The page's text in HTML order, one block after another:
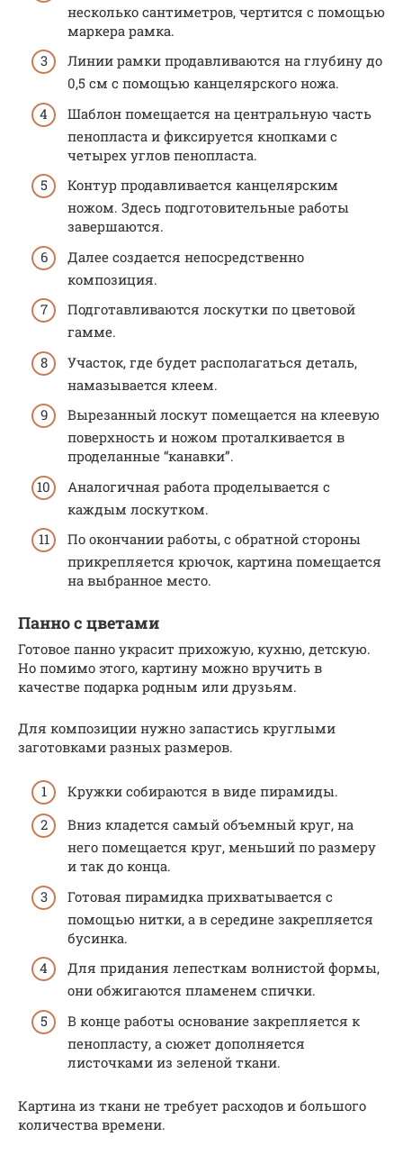
несколько сантиметров, чертится с помощью
маркера рамка.
Линии рамки продавливаются на глубину до
0,5 см с помощью канцелярского ножа.
Шаблон помещается на центральную часть
пенопласта и фиксируется кнопками с
четырех углов пенопласта.
Контур продавливается канцелярским
ножом. Здесь подготовительные работы
завершаются.
Далее создается непосредственно
композиция.
Подготавливаются лоскутки по цветовой
гамме.
Участок, где будет располагаться деталь,
намазывается клеем.
Вырезанный лоскут помещается на клеевую
поверхность и ножом проталкивается в
проделанные “канавки”.
Аналогичная работа проделывается с
каждым лоскутком.
По окончании работы, с обратной стороны
прикрепляется крючок, картина помещается
на выбранное место.
Панно с цветами
Готовое панно украсит прихожую, кухню, детскую.
Но помимо этого, картину можно вручить в
качестве подарка родным или друзьям.
Для композиции нужно запастись круглыми
заготовками разных размеров.
Кружки собираются в виде пирамиды.
Вниз кладется самый объемный круг, на
него помещается круг, меньший по размеру
и так до конца.
Готовая пирамидка прихватывается с
помощью нитки, а в середине закрепляется
бусинка.
Для придания лепесткам волнистой формы,
они обжигаются пламенем спички.
В конце работы основание закрепляется к
пенопласту, а сюжет дополняется
листочками из зеленой ткани.
Картина из ткани не требует расходов и большого
количества времени.